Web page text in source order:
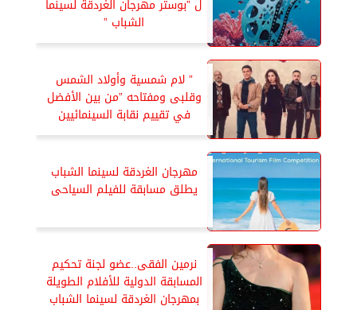
ل ”بوستر مهرجان الغردقة لسينما
الشباب ”
” لام شمسية وأولاد الشمس
وقلبى ومفتاحه ”من بين الأفضل
في تقييم نقابة السينمائيين
مهرجان الغردقة لسينما الشباب
يطلق مسابقة للفيلم السياحى
نرمين الفقى..عضو لجنة تحكيم
المسابقة الدولية للأفلام الطويلة
بمهرجان الغردقة لسينما الشباب